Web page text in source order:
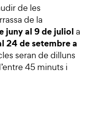
de les
de la
juny al 9 de juliol a
24 de setembre a
seran de dilluns
45 minuts i